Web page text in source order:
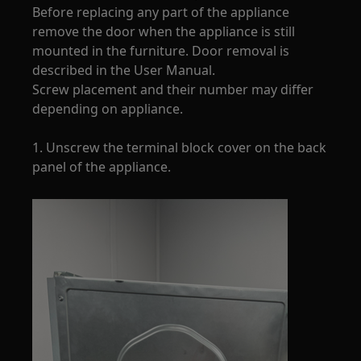
Before replacing any part of the appliance
remove the door when the appliance is still
mounted in the furniture. Door removal is
described in the User Manual.
Screw placement and their number may differ
depending on appliance.
1. Unscrew the terminal block cover on the back
panel of the appliance.